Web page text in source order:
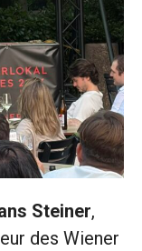
Steiner,
des Wiener